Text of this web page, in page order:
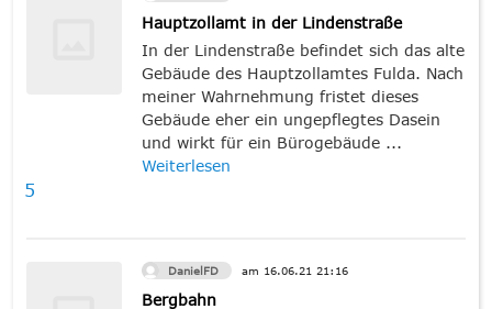
Hauptzollamt in der Lindenstraße
In der Lindenstraße befindet sich das alte
Gebäude des Hauptzollamtes Fulda. Nach
meiner Wahrnehmung fristet dieses
Gebäude eher ein ungepflegtes Dasein
und wirkt für ein Bürogebäude ...
Weiterlesen
5
DanielFD am 16.06.21 21:16
Bergbahn